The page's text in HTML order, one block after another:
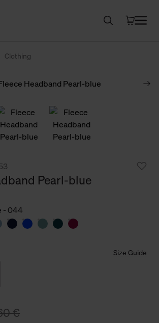
Clothing
Pearl-blue
- 044
Size Guide
€